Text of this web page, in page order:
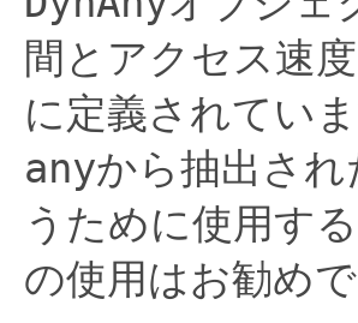
間とアクセス速
に定義されていま
anyから抽出さ
うために使用す
の使用はお勧め